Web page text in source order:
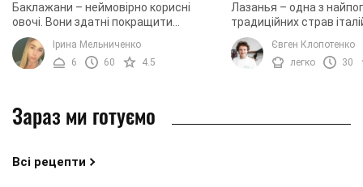
Баклажани – неймовірно корисні
овочі. Вони здатні покращити
пам'ять, а також служать
прекрасним антиоксидантом. Крім
того, вживання баклажанів ...
Ірина Мельниченко
6
60 4.5
Лазанья – одна з
традиційних страв
її основі соковитий
багато сиру і ніжне
Євген Клопотенко
легко
30
Зараз ми готуємо
Всі рецепти